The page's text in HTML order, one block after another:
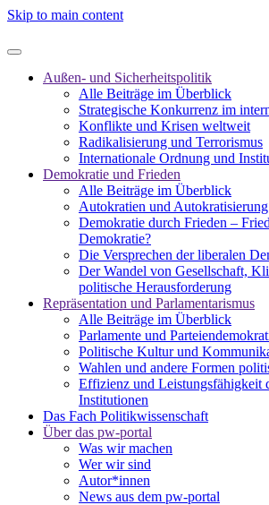
Skip to main content
Außen- und Sicherheitspolitik
Alle Beiträge im Überblick
Strategische Konkurrenz im
Konflikte und Krisen weltweit
Radikalisierung und Terrorismus
Internationale Ordnung und
Demokratie und Frieden
Alle Beiträge im Überblick
Autokratien und
Demokratie durch Frieden –
Demokratie?
Die Versprechen der liberalen
Der Wandel von Gesellschaft,
politische Herausforderung
Repräsentation und Parlamentarismus
Alle Beiträge im Überblick
Parlamente und
Politische Kultur und
Wahlen und andere Formen
Effizienz und Leistungsfähigkeit
Institutionen
Das Fach Politikwissenschaft
Über das pw-portal
Was wir machen
Wer wir sind
Autor*innen
News aus dem pw-portal